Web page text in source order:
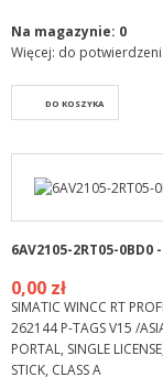
Na magazynie: 0
Więcej: do
DO KOSZYKA
6AV2105-2RT05-0BD0
0,00 zł
SIMATIC WINCC RT
262144 P-TAGS V15 /
PORTAL, SINGLE
STICK, CLASS A